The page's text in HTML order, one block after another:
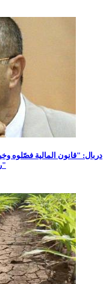
دربال: "قانون المالية فصّلوه
رئاسية مبكرة من بين أهم الحلول للأزمة السياسية"